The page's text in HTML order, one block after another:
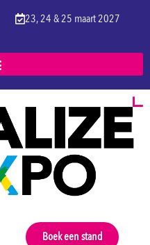
23, 24 & 25 maart 2027
Boek een stand